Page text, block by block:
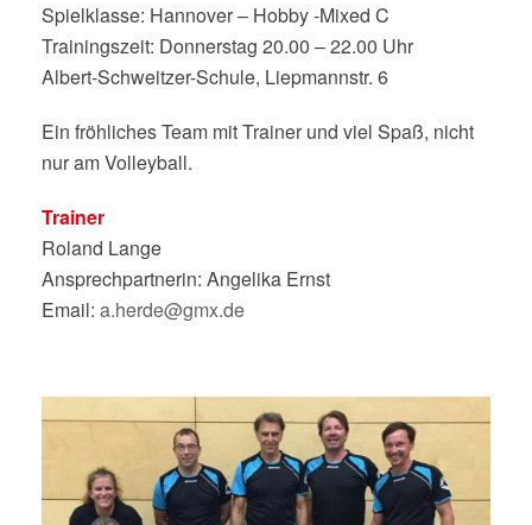
Spielklasse: Hannover – Hobby -Mixed C
Trainingszeit: Donnerstag 20.00 – 22.00 Uhr
Albert-Schweitzer-Schule, Liepmannstr. 6
Ein fröhliches Team mit Trainer und viel Spaß, nicht
nur am Volleyball.
Trainer
Roland Lange
Ansprechpartnerin: Angelika Ernst
Email: a.herde@gmx.de